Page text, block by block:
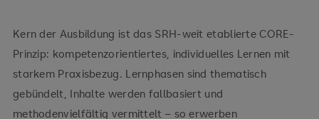
Kern der Ausbildung ist das SRH-weit etablierte CORE-
Prinzip: kompetenzorientiertes, individuelles Lernen mit
starkem Praxisbezug. Lernphasen sind thematisch
gebündelt, Inhalte werden fallbasiert und
methodenvielfältig vermittelt – so erwerben